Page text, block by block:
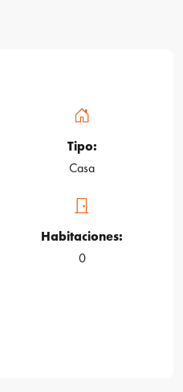
Tipo:
Casa
Habitaciones:
0